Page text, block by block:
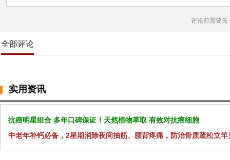
评论前需要先
全部评论
实用资讯
抗癌明星组合 多年口碑保证！天然植物萃取 有效对抗癌细胞
中老年补钙必备，2星期消除夜间抽筋、腰背疼痛，防治骨质疏松立竿